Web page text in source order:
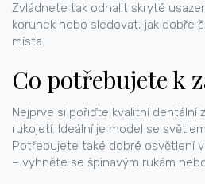
Zvládnete tak odhalit skryté
korunek nebo sledovat, jak dobře
místa.
Co potřebujete k
Nejprve si pořiďte kvalitní dentální
rukojetí. Ideální je model se
Potřebujete také dobré osvětlení
– vyhněte se špinavým rukám